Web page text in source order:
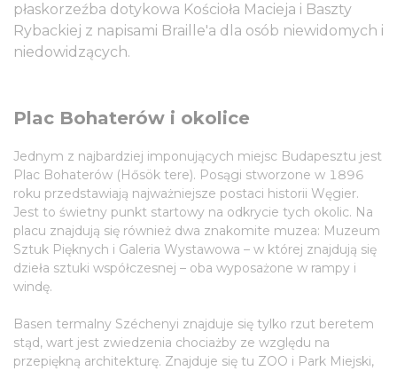
płaskorzeźba dotykowa Kościoła Macieja i Baszty
Rybackiej z napisami Braille'a dla osób niewidomych i
niedowidzących.
Plac Bohaterów i okolice
Jednym z najbardziej imponujących miejsc Budapesztu jest
Plac Bohaterów (Hősök tere). Posągi stworzone w 1896
roku przedstawiają najważniejsze postaci historii Węgier.
Jest to świetny punkt startowy na odkrycie tych okolic. Na
placu znajdują się również dwa znakomite muzea: Muzeum
Sztuk Pięknych i Galeria Wystawowa – w której znajdują się
dzieła sztuki współczesnej – oba wyposażone w rampy i
windę.
Basen termalny Széchenyi znajduje się tylko rzut beretem
stąd, wart jest zwiedzenia chociażby ze względu na
przepiękną architekturę. Znajduje się tu ZOO i Park Miejski,